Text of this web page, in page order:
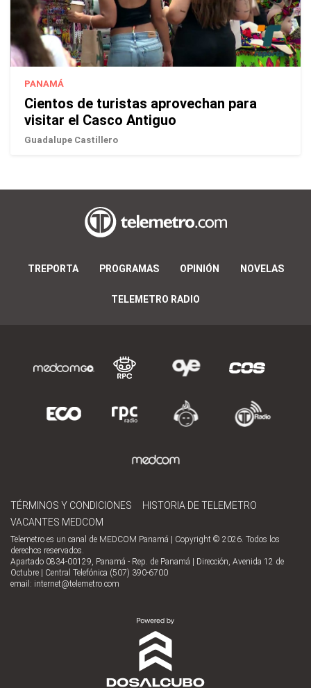
PANAMÁ
Cientos de turistas aprovechan para
visitar el Casco Antiguo
Guadalupe Castillero
TREPORTA PROGRAMAS OPINIÓN NOVELAS
TELEMETRO RADIO
TÉRMINOS Y CONDICIONES
HISTORIA DE TELEMETRO
VACANTES MEDCOM
Telemetro es un canal de MEDCOM Panamá | Copyright © 2026. Todos los
derechos reservados.
Apartado 0834-00129, Panamá - Rep. de Panamá | Dirección, Avenida 12 de
Octubre | Central Telefónica (507) 390-6700
email: internet@telemetro.com